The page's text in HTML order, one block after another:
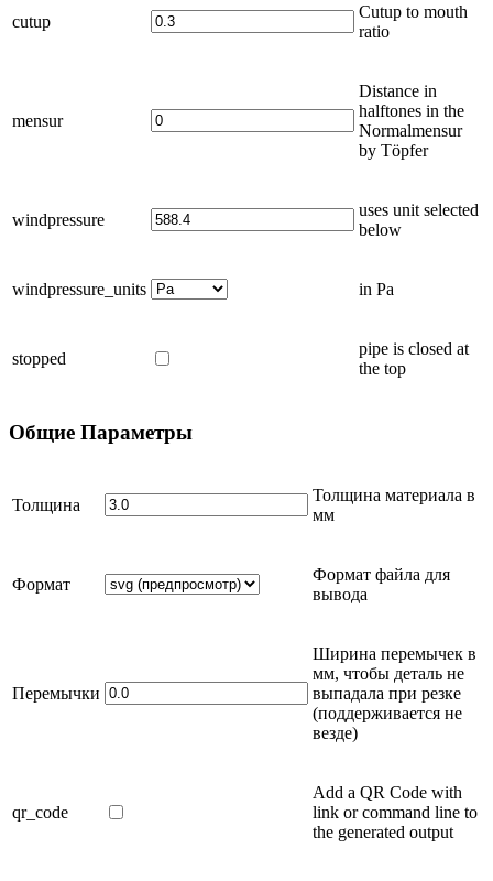
cutup
Cutup to mouth
ratio
mensur
Distance in
halftones in the
Normalmensur
by Töpfer
windpressure
uses unit selected
below
windpressure_units in Pa
stopped
pipe is closed at
the top
Общие Параметры
Толщина
Толщина материала в
мм
Формат
Формат файла для
вывода
Перемычки
Ширина перемычек в
мм, чтобы деталь не
выпадала при резке
(поддерживается не
везде)
qr_code
Add a QR Code with
link or command line to
the generated output